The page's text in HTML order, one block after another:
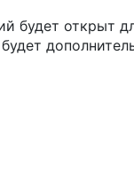
будет открыт